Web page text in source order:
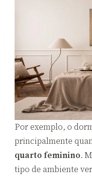
Por exemplo, o
principalmente
quarto feminino.
tipo de ambiente